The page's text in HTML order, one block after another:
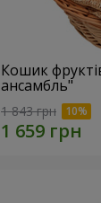
Кошик
ансамбль"
1 843 грн